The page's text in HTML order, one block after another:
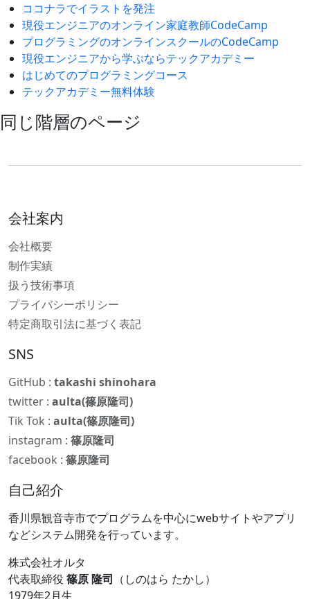
ココナラでイラストを発注
現役エンジニアのオンライン家庭教師CodeCamp
プログラミングのオンラインスクールのCodeCamp
現役エンジニアから学ぶならテックアカデミー
はじめてのプログラミングコース
テックアカデミー無料体験
同じ階層のページ
会社案内
会社概要
制作実績
扱う技術事項
プライバシーポリシー
特定商取引法に基づく表記
SNS
GitHub : takashi shinohara
twitter : aulta(篠原隆司)
Tik Tok : aulta(篠原隆司)
instagram : 篠原隆司
facebook : 篠原隆司
自己紹介
香川県観音寺市でプログラムを中心にwebサイトやアプリ
などシステム開発を行っています。
株式会社オルタ
代表取締役 篠原 隆司 （しのはら たかし）
1979年2月生